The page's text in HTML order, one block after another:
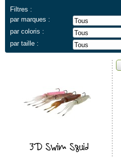
Filtres :
par marques :
par coloris :
par taille :
3D Swim Squid